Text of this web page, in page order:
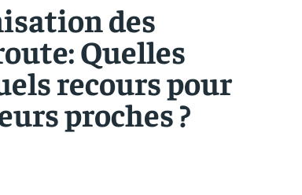
des
Quelles
recours pour
proches ?